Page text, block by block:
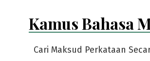
Kamus Bahasa
Cari Maksud Perkataan